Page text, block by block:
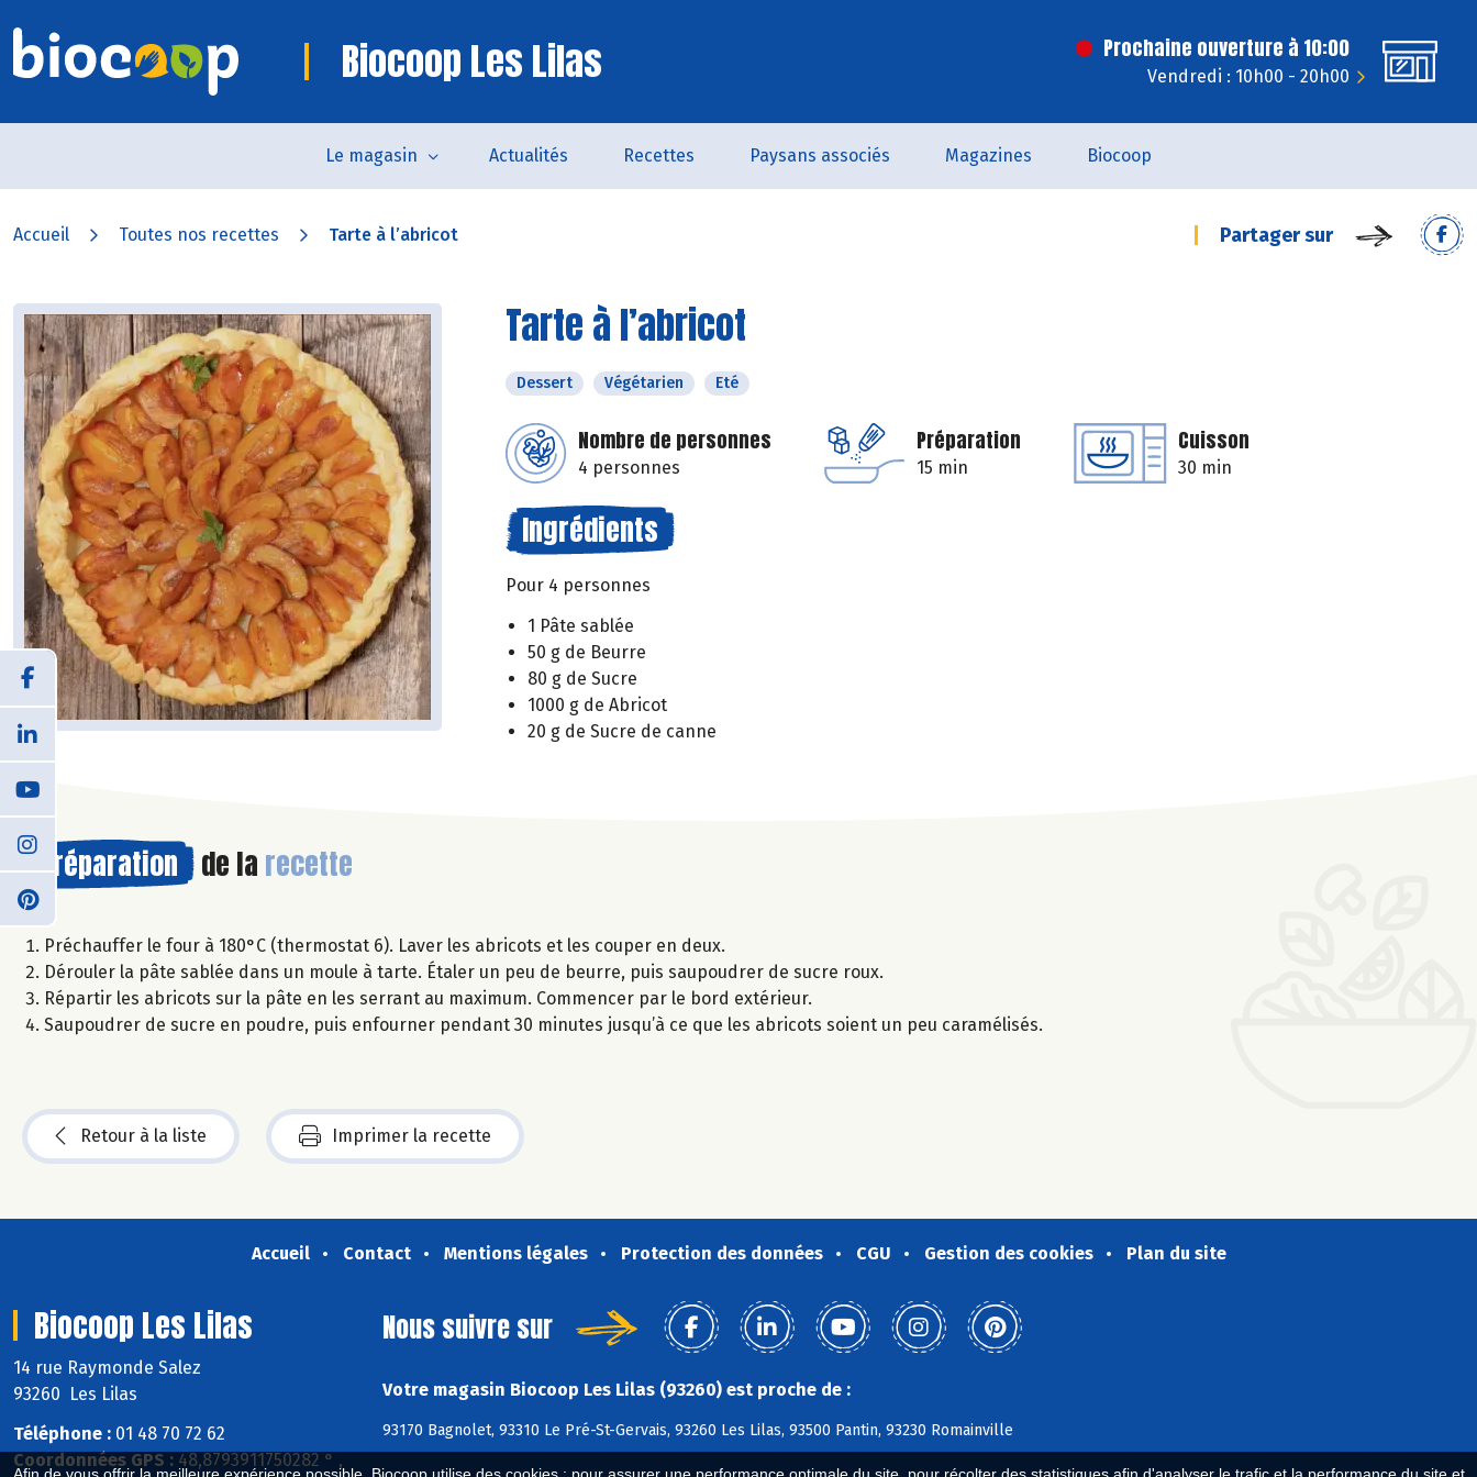
Biocoop Les Lilas Prochaine ouverture à 10:00
Vendredi : 10h00 - 20h00
Le magasin Actualités Recettes Paysans associés Magazines Biocoop
Accueil Toutes nos recettes Tarte à l’abricot Partager sur
Tarte à l’abricot
Dessert Végétarien Eté
Nombre de personnes
4 personnes
Préparation
15 min
Cuisson
30 min
Ingrédients
Pour 4 personnes
1 Pâte sablée
50 g de Beurre
80 g de Sucre
1000 g de Abricot
20 g de Sucre de canne
Préparation de la recette
Préchauffer le four à 180°C (thermostat 6). Laver les abricots et les couper en deux.
Dérouler la pâte sablée dans un moule à tarte. Étaler un peu de beurre, puis saupoudrer de sucre roux.
Répartir les abricots sur la pâte en les serrant au maximum. Commencer par le bord extérieur.
Saupoudrer de sucre en poudre, puis enfourner pendant 30 minutes jusqu’à ce que les abricots soient un peu caramélisés.
Retour à la liste Imprimer la recette
Accueil Contact Mentions légales Protection des données CGU Gestion des cookies Plan du site
Biocoop Les Lilas
14 rue Raymonde Salez
93260 Les Lilas
Téléphone : 01 48 70 72 62
Coordonnées GPS : 48,8793911750282 ° ,
Nous suivre sur
Votre magasin Biocoop Les Lilas (93260) est proche de :
93170 Bagnolet, 93310 Le Pré-St-Gervais, 93260 Les Lilas, 93500 Pantin, 93230 Romainville